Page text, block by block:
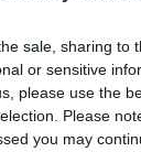
sale, sharing to
or sensitive
please use the
Please
you may
Visi įrašai